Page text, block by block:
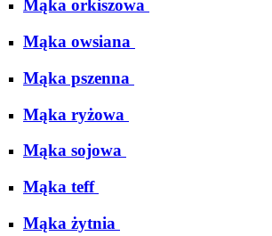
Mąka orkiszowa
Mąka owsiana
Mąka pszenna
Mąka ryżowa
Mąka sojowa
Mąka teff
Mąka żytnia